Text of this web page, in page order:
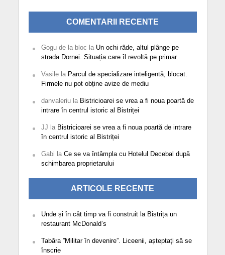
COMENTARII RECENTE
Gogu de la bloc la Un ochi râde, altul plânge pe
strada Dornei. Situația care îl revoltă pe primar
Vasilela Parcul de specializare inteligentă, blocat.
Firmele nu pot obține avize de mediu
danvaleriula Bistricioarei se vrea a fi noua poartă de
intrare în centrul istoric al Bistriței
JJ la Bistricioarei se vrea a fi noua poartă de intrare
în centrul istoric al Bistriței
Gabi la Ce se va întâmpla cu Hotelul Decebal după
schimbarea proprietarului
ARTICOLE RECENTE
Unde și în cât timp va fi construit la Bistrița un
restaurant McDonald’s
Tabăra ”Militar în devenire”. Liceenii, așteptați să se
înscrie